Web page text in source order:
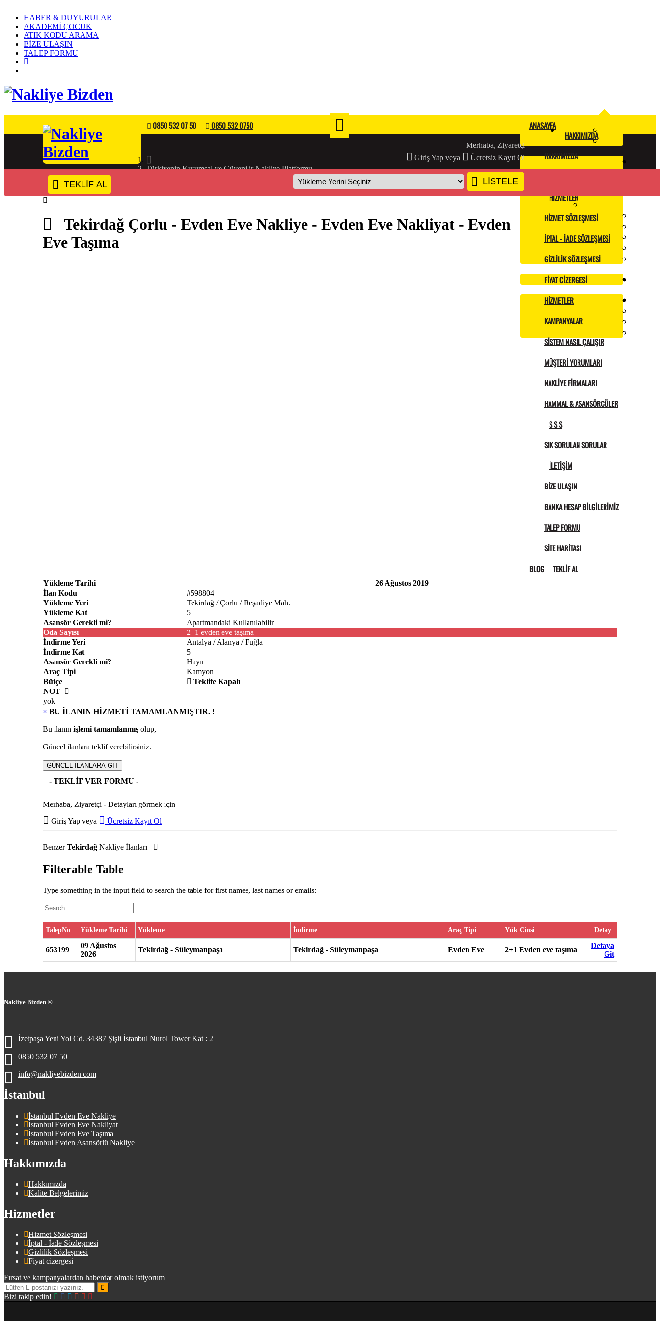
HABER & DUYURULAR
AKADEMİ ÇOCUK
ATIK KODU ARAMA
BİZE ULAŞIN
TALEP FORMU
0850 532 07 50 0850 532 0750
ANASAYFA
HAKKIMIZDA
HAKKIMIZDA
HIZMETLER
HIZMET SÖZLEŞMESI
İPTAL - İADE SÖZLEŞMESI
GIZLILIK SÖZLEŞMESI
FIYAT CIZERGESI
HIZMETLER
KAMPANYALAR
SISTEM NASIL ÇALIŞIR
MÜŞTERI YORUMLARI
NAKLIYE FIRMALARI
HAMMAL & ASANSÖRCÜLER
S S S
SIK SORULAN SORULAR
İLETIŞIM
BIZE ULAŞIN
BANKA HESAP BILGILERIMIZ
TALEP FORMU
SITE HARITASI
BLOG
TEKLIF AL
Türkiyenin Kurumsal ve Güvenilir Nakliye Platformu
Merhaba, Ziyaretçi
Giriş Yap veya Ücretsiz Kayıt Ol
TEKLİF AL LİSTELE
Tekirdağ Çorlu - Evden Eve Nakliye - Evden Eve Nakliyat - Evden
Eve Taşıma
Yükleme Tarihi
26 Ağustos 2019
İlan Kodu
#598804
Yükleme Yeri
Tekirdağ / Çorlu / Reşadiye Mah.
Yükleme Kat
5
Asansör Gerekli mi?
Apartmandaki Kullanılabilir
Oda Sayısı
2+1 evden eve taşıma
İndirme Yeri
Antalya / Alanya / Fuğla
İndirme Kat
5
Asansör Gerekli mi?
Hayır
Araç Tipi
Kamyon
Bütçe
Teklife Kapalı
NOT
yok
× BU İLANIN HİZMETİ TAMAMLANMIŞTIR. !
Bu ilanın işlemi tamamlanmış olup,
Güncel ilanlara teklif verebilirsiniz.
GÜNCEL İLANLARA GİT
- TEKLİF VER FORMU -
Merhaba, Ziyaretçi - Detayları görmek için
Giriş Yap veya Ücretsiz Kayıt Ol
BenzerTekirdağ Nakliye İlanları
Filterable Table
Type something in the input field to search the table for first names, last names or emails:
TalepNo Yükleme Tarihi Yükleme İndirme Araç Tipi Yük Cinsi Detay
653199
09 Ağustos
2026
Tekirdağ - Süleymanpaşa Tekirdağ - Süleymanpaşa Evden Eve 2+1 Evden eve taşıma
Detaya
Git
Nakliye Bizden ®
İzetpaşa Yeni Yol Cd. 34387 Şişli İstanbul Nurol Tower Kat : 2
0850 532 07 50
info@nakliyebizden.com
İstanbul
İstanbul Evden Eve Nakliye
İstanbul Evden Eve Nakliyat
İstanbul Evden Eve Taşıma
İstanbul Evden Asansörlü Nakliye
Hakkımızda
Hakkımızda
Kalite Belgelerimiz
Hizmetler
Hizmet Sözleşmesi
İptal - İade Sözleşmesi
Gizlilik Sözleşmesi
Fiyat cizergesi
Fırsat ve kampanyalardan haberdar olmak istiyorum
Bizi takip edin!